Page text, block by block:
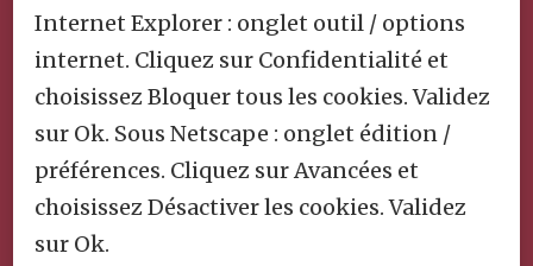
Internet Explorer : onglet outil / options
internet. Cliquez sur Confidentialité et
choisissez Bloquer tous les cookies. Validez
sur Ok. Sous Netscape : onglet édition /
préférences. Cliquez sur Avancées et
choisissez Désactiver les cookies. Validez
sur Ok.